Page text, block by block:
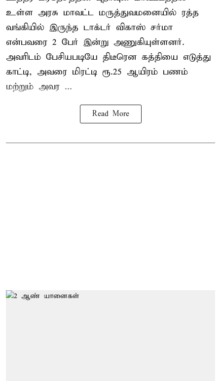
உள்ள அரசு மாவட்ட மருத்துவமனையில் ரத்த
வங்கியில் இருந்த டாக்டர் விகாஸ் சர்மா
என்பவரை 2 பேர் இன்று அணுகியுள்ளனர்.
அவரிடம் பேசியபடியே திடீரென கத்தியை எடுத்து
காட்டி, அவரை மிரட்டி ரூ.25 ஆயிரம் பணம்
மற்றும் அவர ...
Read More